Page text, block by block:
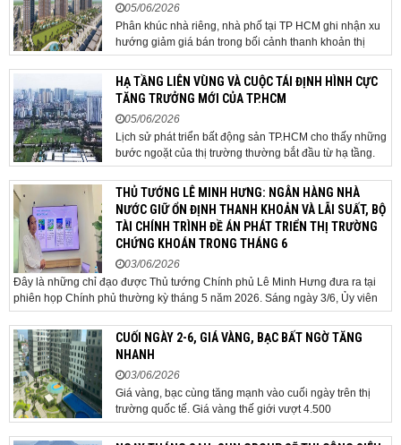
05/06/2026
Phân khúc nhà riêng, nhà phố tại TP HCM ghi nhận xu
hướng giảm giá bán trong bối cảnh thanh khoản thị
trường suy yếu, người mua thận trọng. Sau hơn 5 tháng
rao bán căn nhà trong hẻm khu vực Bảy Hiền, anh
Minh, một chủ nhà tại TP HCM, chấp nhận hạ giá...
HẠ TẦNG LIÊN VÙNG VÀ CUỘC TÁI ĐỊNH HÌNH CỰC
TĂNG TRƯỞNG MỚI CỦA TP.HCM
05/06/2026
Lịch sử phát triển bất động sản TP.HCM cho thấy những
bước ngoặt của thị trường thường bắt đầu từ hạ tầng.
Khi các tuyến kết nối liên vùng đồng loạt tăng tốc, cấu
trúc phát triển đô thị đang dần thay đổi, mở ra những
hành lang tăng trưởng mới và kéo theo quá...
THỦ TƯỚNG LÊ MINH HƯNG: NGÂN HÀNG NHÀ
NƯỚC GIỮ ỔN ĐỊNH THANH KHOẢN VÀ LÃI SUẤT, BỘ
TÀI CHÍNH TRÌNH ĐỀ ÁN PHÁT TRIỂN THỊ TRƯỜNG
CHỨNG KHOÁN TRONG THÁNG 6
03/06/2026
Đây là những chỉ đạo được Thủ tướng Chính phủ Lê Minh Hưng đưa ra tại
phiên họp Chính phủ thường kỳ tháng 5 năm 2026. Sáng ngày 3/6, Ủy viên
Bộ Chính trị, Bí thư Đảng ủy Chính phủ, Thủ tướng Chính phủ Lê Minh Hưng
đã chủ trì phiên họp Chính phủ thường...CUỐI NGÀY 2-6, GIÁ VÀNG, BẠC BẤT NGỜ TĂNG
NHANH
03/06/2026
Giá vàng, bạc cùng tăng mạnh vào cuối ngày trên thị
trường quốc tế. Giá vàng thế giới vượt 4.500
USD/ounce. Cuối ngày 2-6, giá vàng hôm nay trên thị
trường quốc tế được giao dịch ở mức 4.520